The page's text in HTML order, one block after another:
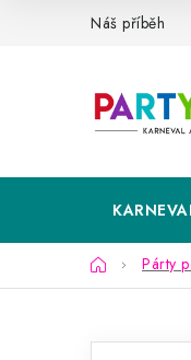
Náš příběh
DomůPárty